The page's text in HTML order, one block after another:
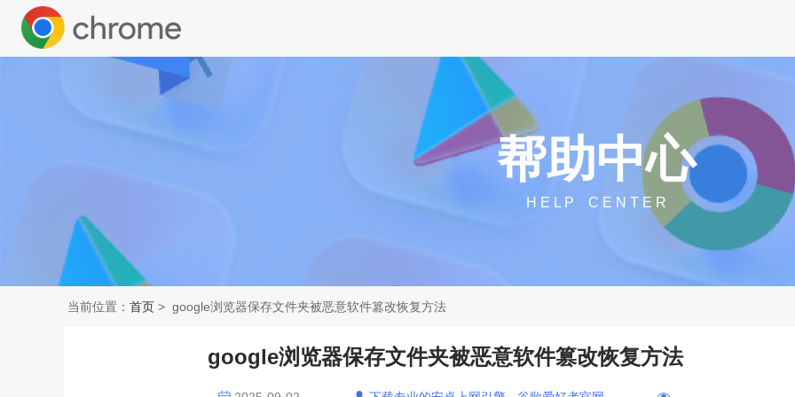
帮助中心
H E L P C E N T E R
当前位置： 首页 > google浏览器保存文件夹被恶意软件篡改恢复方法
google浏览器保存文件夹被恶意软件篡改恢复方法